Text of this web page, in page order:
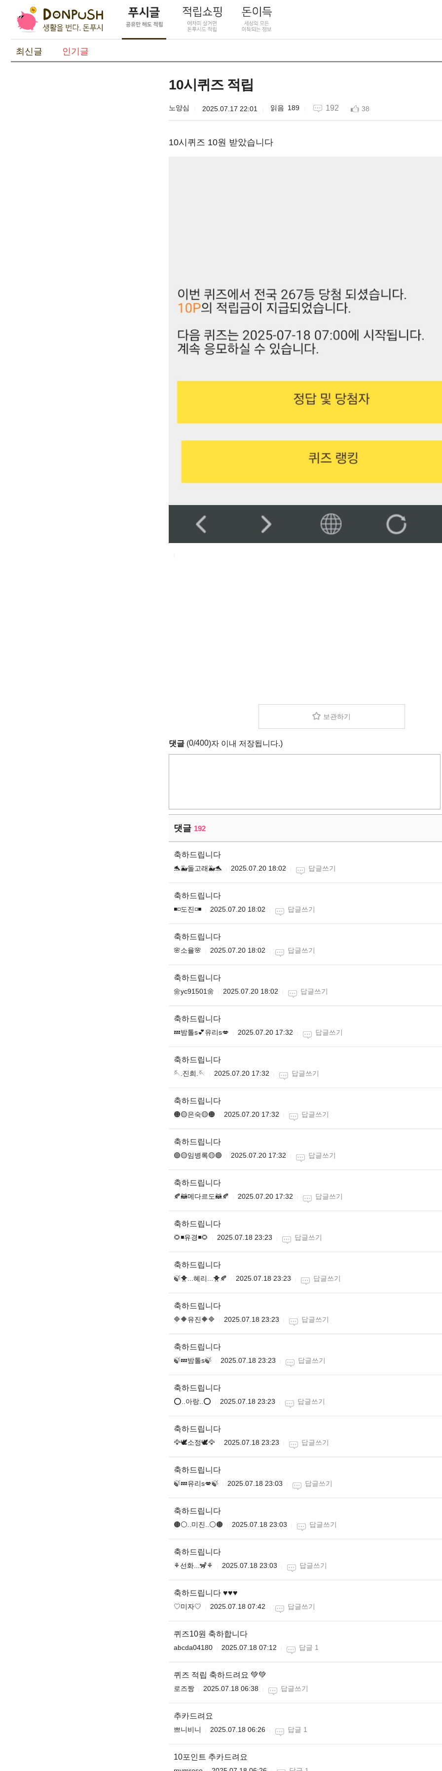
최신글 인기글
10시퀴즈 적립
노양심 2025.07.17 22:01 189 192 38
10시퀴즈 10원 받았습니다
보관하기
댓글 (0/400)자 이내 저장됩니다.)
댓글 192
축하드립니다
🐬🐳돌고래🐳🐬 2025.07.20 18:02 답글쓰기
축하드립니다
◾️◽️도진◽️◾️ 2025.07.20 18:02 답글쓰기
축하드립니다
🌸소율🌸 2025.07.20 18:02 답글쓰기
축하드립니다
🌼yc91501🌼 2025.07.20 18:02 답글쓰기
축하드립니다
💤밤톨s💕유리s💋 2025.07.20 17:32 답글쓰기
축하드립니다
🪡.진희.🪡 2025.07.20 17:32 답글쓰기
축하드립니다
🟠🟡은숙🟡🟠 2025.07.20 17:32 답글쓰기
축하드립니다
🟢🟡임병록🟡🟢 2025.07.20 17:32 답글쓰기
축하드립니다
🍂🦝메다르도🦝🍂 2025.07.20 17:32 답글쓰기
축하드립니다
🌻◾유경◾🌻 2025.07.18 23:23 답글쓰기
축하드립니다
🍃🐥...혜리...🐥🍂 2025.07.18 23:23 답글쓰기
축하드립니다
🔷🔶유진🔶🔷 2025.07.18 23:23 답글쓰기
축하드립니다
🍃💤밤톨s🍃 2025.07.18 23:23 답글쓰기
축하드립니다
⭕..아랑..⭕ 2025.07.18 23:23 답글쓰기
축하드립니다
🦅🕊소정🕊🦅 2025.07.18 23:23 답글쓰기
축하드립니다
🍃💤유리s💋🍃 2025.07.18 23:03 답글쓰기
축하드립니다
🟤⚪️..미진..⚪️🟤 2025.07.18 23:03 답글쓰기
축하드립니다
⚘️선화...🦨⚘️ 2025.07.18 23:03 답글쓰기
축하드립니다 ♥️♥️♥️
♡미자♡ 2025.07.18 07:42 답글쓰기
퀴즈10원 축하합니다
abcda04180 2025.07.18 07:12 답글 1
퀴즈 적립 축하드려요 💚💚
로즈짱 2025.07.18 06:38 답글쓰기
추카드려요
쁘니비니 2025.07.18 06:26 답글 1
10포인트 추카드려요